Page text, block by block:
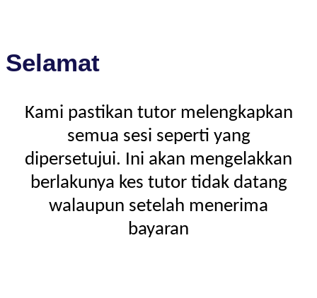
Selamat
Kami pastikan tutor melengkapkan
semua sesi seperti yang
dipersetujui. Ini akan mengelakkan
berlakunya kes tutor tidak datang
walaupun setelah menerima
bayaran